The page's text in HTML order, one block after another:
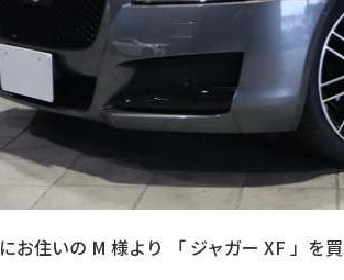
にお住いの M 様より 「 ジャガー XF 」を